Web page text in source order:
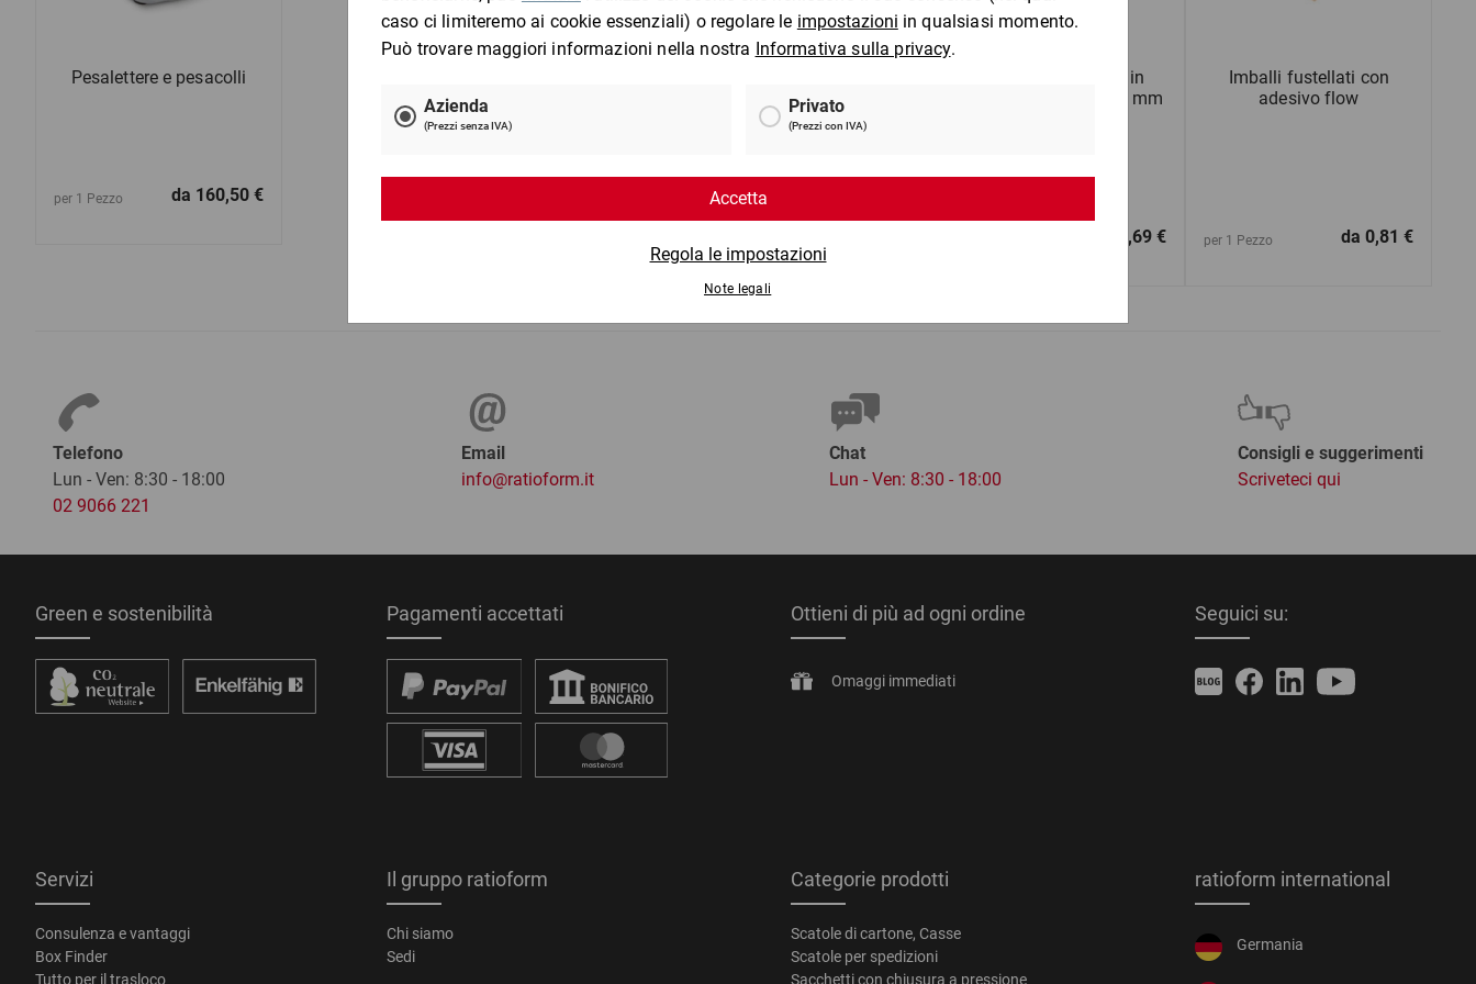
Pesalettere e pesacolli
per 1 Pezzo da 160,50 €
standard
Scatole americane in
cartone da 350 a 399 mm
0,69 €
Imballi fustellati con
adesivo flow
per 1 Pezzo da 0,81 €
Telefono
Lun - Ven: 8:30 - 18:00
02 9066 221
Email
info@ratioform.it
Chat
Lun - Ven: 8:30 - 18:00
Consigli e suggerimenti
Scriveteci qui
Green e sostenibilità Pagamenti accettati Ottieni di più ad ogni ordine
Omaggi immediati
Seguici su:
Servizi
Consulenza e vantaggi
Box Finder
Tutto per il trasloco
Il gruppo ratioform
Chi siamo
Sedi
Categorie prodotti
Scatole di cartone, Casse
Scatole per spedizioni
Sacchetti con chiusura a pressione
ratioform international
Germania